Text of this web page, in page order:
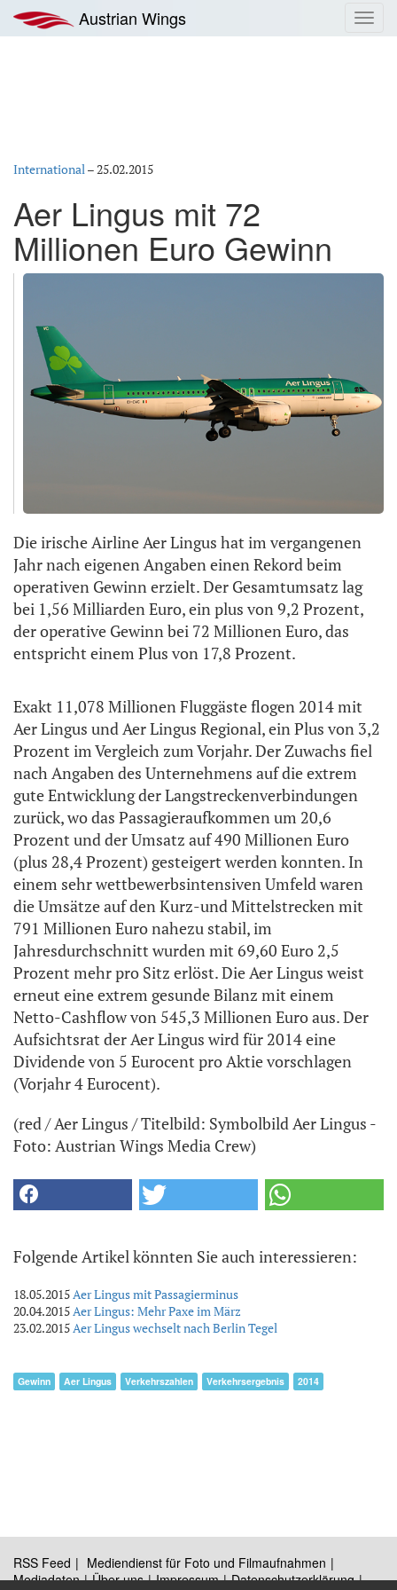
Inhalt
springen
Austrian Wings
International–25.02.2015
Aer Lingus mit 72
Millionen Euro Gewinn
Die irische Airline Aer Lingus hat im vergangenen
Jahr nach eigenen Angaben einen Rekord beim
operativen Gewinn erzielt. Der Gesamtumsatz lag
bei 1,56 Milliarden Euro, ein plus von 9,2 Prozent,
der operative Gewinn bei 72 Millionen Euro, das
entspricht einem Plus von 17,8 Prozent.
Exakt 11,078 Millionen Fluggäste flogen 2014 mit
Aer Lingus und Aer Lingus Regional, ein Plus von 3,2
Prozent im Vergleich zum Vorjahr. Der Zuwachs fiel
nach Angaben des Unternehmens auf die extrem
gute Entwicklung der Langstreckenverbindungen
zurück, wo das Passagieraufkommen um 20,6
Prozent und der Umsatz auf 490 Millionen Euro
(plus 28,4 Prozent) gesteigert werden konnten. In
einem sehr wettbewerbsintensiven Umfeld waren
die Umsätze auf den Kurz-und Mittelstrecken mit
791 Millionen Euro nahezu stabil, im
Jahresdurchschnitt wurden mit 69,60 Euro 2,5
Prozent mehr pro Sitz erlöst. Die Aer Lingus weist
erneut eine extrem gesunde Bilanz mit einem
Netto-Cashflow von 545,3 Millionen Euro aus. Der
Aufsichtsrat der Aer Lingus wird für 2014 eine
Dividende von 5 Eurocent pro Aktie vorschlagen
(Vorjahr 4 Eurocent).
(red / Aer Lingus / Titelbild: Symbolbild Aer Lingus -
Foto: Austrian Wings Media Crew)
Folgende Artikel könnten Sie auch interessieren:
18.05.2015 Aer Lingus mit Passagierminus
20.04.2015 Aer Lingus: Mehr Paxe im März
23.02.2015 Aer Lingus wechselt nach Berlin Tegel
Gewinn Aer Lingus Verkehrszahlen Verkehrsergebnis 2014
RSS Feed
Mediendienst für Foto und Filmaufnahmen
Mediadaten
Über uns Impressum
Datenschutzerklärung